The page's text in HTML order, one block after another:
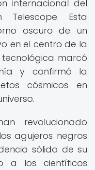
internacional del
Telescope. Esta
oscuro de un
en el centro de la
tecnológica marcó
y confirmó la
cósmicos en
revolucionado
agujeros negros
sólida de su
a los científicos